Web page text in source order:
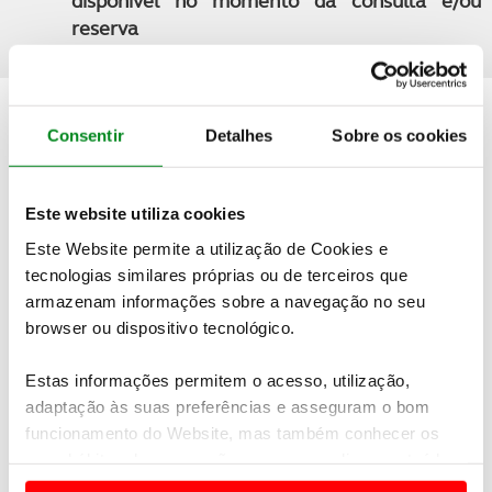
Consentir Detalhes Sobre os cookies
Este website utiliza cookies
Este Website permite a utilização de Cookies e
tecnologias similares próprias ou de terceiros que
armazenam informações sobre a navegação no seu
browser ou dispositivo tecnológico.
Estas informações permitem o acesso, utilização,
adaptação às suas preferências e asseguram o bom
funcionamento do Website, mas também conhecer os
e anúncios de modo a promover produtos e/ou serviços.
reserva
Quer saber mais detalhes sobre esta viagem?
Não encontrou o seu destino nas nossas ofertas online?
Temos mais viagens e experiências à sua espera.
nos